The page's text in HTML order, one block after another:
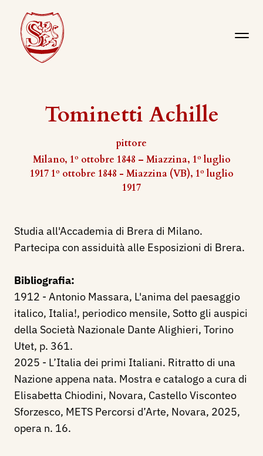
Tominetti Achille
pittore
Milano, 1º ottobre 1848 – Miazzina, 1º luglio
1917 1º ottobre 1848 - Miazzina (VB), 1º luglio
1917
Studia all'Accademia di Brera di Milano.
Partecipa con assiduità alle Esposizioni di Brera.
Bibliografia:
1912 - Antonio Massara, L'anima del paesaggio
italico, Italia!, periodico mensile, Sotto gli auspici
della Società Nazionale Dante Alighieri, Torino
Utet, p. 361.
2025 - L’Italia dei primi Italiani. Ritratto di una
Nazione appena nata. Mostra e catalogo a cura di
Elisabetta Chiodini, Novara, Castello Visconteo
Sforzesco, METS Percorsi d’Arte, Novara, 2025,
opera n. 16.